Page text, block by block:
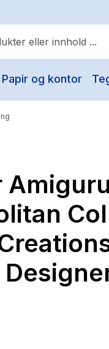
Papir og kontor